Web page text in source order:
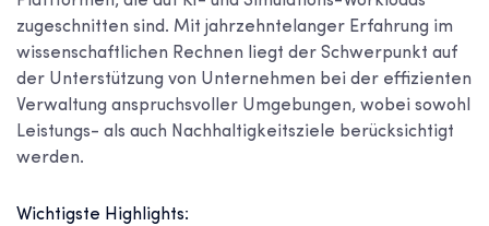
zugeschnitten sind. Mit jahrzehntelanger Erfahrung im
wissenschaftlichen Rechnen liegt der Schwerpunkt auf
der Unterstützung von Unternehmen bei der effizienten
Verwaltung anspruchsvoller Umgebungen, wobei sowohl
Leistungs- als auch Nachhaltigkeitsziele berücksichtigt
werden.
Wichtigste Highlights: